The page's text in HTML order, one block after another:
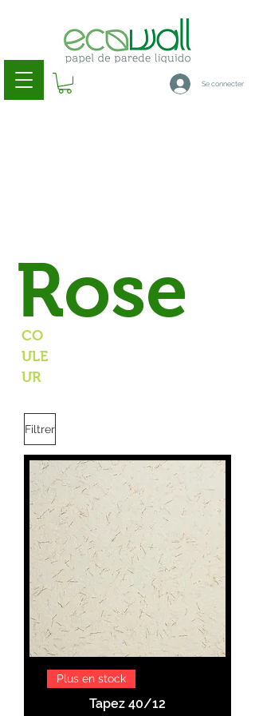
Se connecter
Rose
CO
ULE
UR
Filtrer
Plus en stock
Tapez 40/12